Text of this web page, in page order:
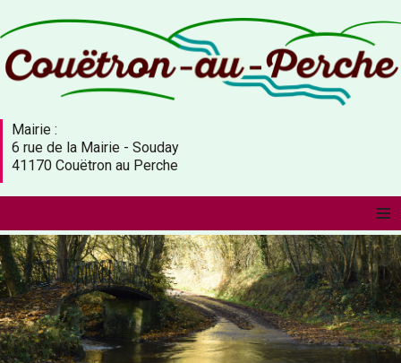
Mairie :
6 rue de la Mairie - Souday
41170 Couëtron au Perche
≡